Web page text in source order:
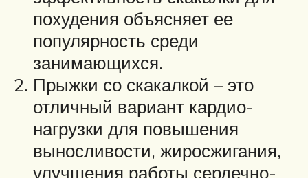
похудения объясняет ее
популярность среди
занимающихся.
Прыжки со скакалкой – это
отличный вариант кардио-
нагрузки для повышения
выносливости, жиросжигания,
улучшения работы сердечно-